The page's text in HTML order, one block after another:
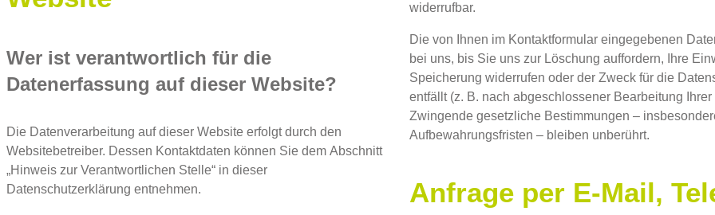
Wer ist verantwortlich für die
Datenerfassung auf dieser Website?
Die Datenverarbeitung auf dieser Website erfolgt durch den
Websitebetreiber. Dessen Kontaktdaten können Sie dem Abschnitt
„Hinweis zur Verantwortlichen Stelle“ in dieser
Datenschutzerklärung entnehmen.
widerrufbar.
Die von Ihnen im Kontaktformular eingegebenen
bei uns, bis Sie uns zur Löschung auffordern, Ihre
Speicherung widerrufen oder der Zweck für die
entfällt (z. B. nach abgeschlossener Bearbeitung Ihrer
Zwingende gesetzliche Bestimmungen –
Aufbewahrungsfristen – bleiben unberührt.
Anfrage per E-Mail,